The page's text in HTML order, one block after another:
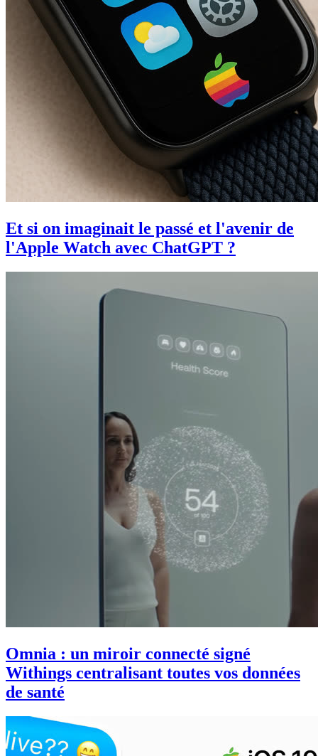
Et si on imaginait le passé et l'avenir de
l'Apple Watch avec ChatGPT ?
Omnia : un miroir connecté signé
Withings centralisant toutes vos données
de santé